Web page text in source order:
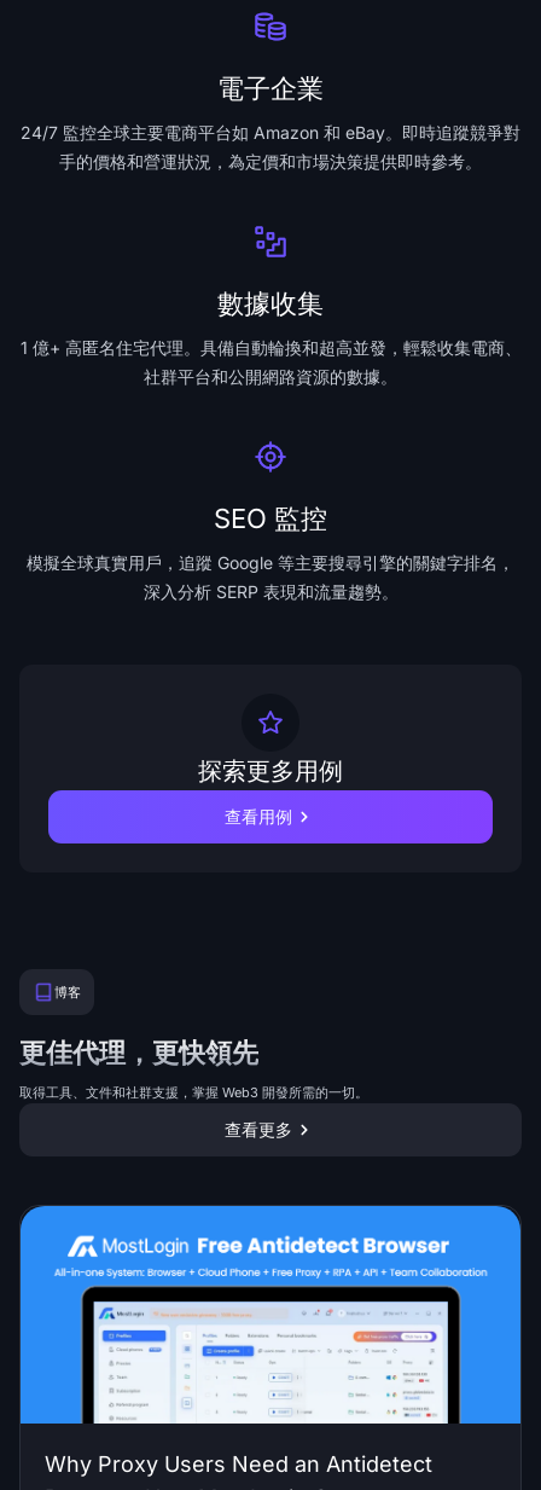
電子企業
24/7 監控全球主要電商平台如 Amazon 和 eBay。即時追蹤競爭對
手的價格和營運狀況，為定價和市場決策提供即時參考。
數據收集
1 億+ 高匿名住宅代理。具備自動輪換和超高並發，輕鬆收集電商、
社群平台和公開網路資源的數據。
SEO 監控
模擬全球真實用戶，追蹤 Google 等主要搜尋引擎的關鍵字排名，
深入分析 SERP 表現和流量趨勢。
探索更多用例
查看用例
博客
更佳代理，更快領先
取得工具、文件和社群支援，掌握 Web3 開發所需的一切。
查看更多
Why Proxy Users Need an Antidetect